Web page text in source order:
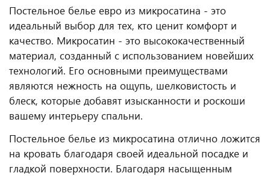
Постельное белье евро из микросатина - это
идеальный выбор для тех, кто ценит комфорт и
качество. Микросатин - это высококачественный
материал, созданный с использованием новейших
технологий. Его основными преимуществами
являются нежность на ощупь, шелковистость и
блеск, которые добавят изысканности и роскоши
вашему интерьеру спальни.
Постельное белье из микросатина отлично ложится
на кровать благодаря своей идеальной посадке и
гладкой поверхности. Благодаря насыщенным